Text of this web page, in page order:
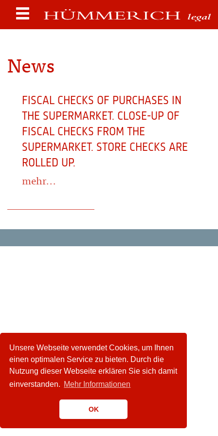
Unsere Webseite verwendet Cookies, um Ihnen
einen optimalen Service zu bieten. Durch die
Nutzung dieser Webseite erklären Sie sich damit
einverstanden. Mehr Informationen
OK
News
FISCAL CHECKS OF PURCHASES IN
THE SUPERMARKET. CLOSE-UP OF
FISCAL CHECKS FROM THE
SUPERMARKET. STORE CHECKS ARE
ROLLED UP.
mehr...